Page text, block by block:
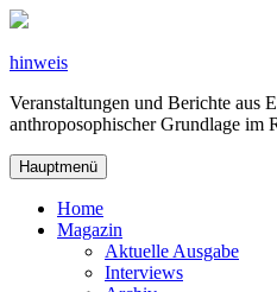
Zum
springen
hinweis
Veranstaltungen und Berichte aus
anthroposophischer Grundlage im
Hauptmenü
Home
Magazin
Aktuelle Ausgabe
Interviews